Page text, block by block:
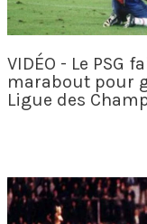
VIDÉO - Le PSG
marabout pour
Ligue des